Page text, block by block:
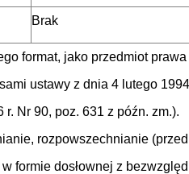
Brak
format, jako przedmiot
ustawy z dnia 4 lutego
Nr 90, poz. 631 z późn. zm.).
rozpowszechnianie
formie dosłownej z